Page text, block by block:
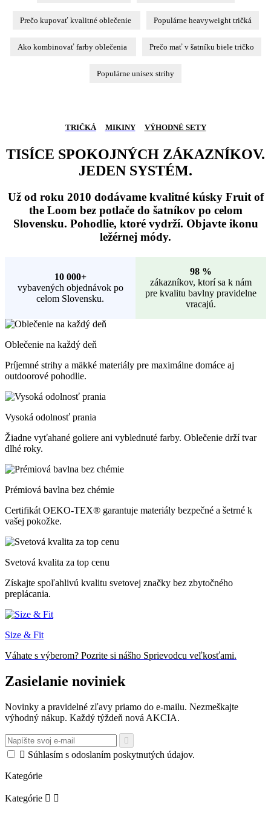
Prečo kupovať kvalitné oblečenie Populárne heavyweight tričká
Ako kombinovať farby oblečenia Prečo mať v šatníku biele tričko
Populárne unisex strihy
TRIČKÁ MIKINY VÝHODNÉ SETY
TISÍCE SPOKOJNÝCH ZÁKAZNÍKOV.
JEDEN SYSTÉM.
Už od roku 2010 dodávame kvalitné kúsky Fruit of
the Loom bez potlače do šatníkov po celom
Slovensku. Pohodlie, ktoré vydrží. Objavte ikonu
ležérnej módy.
10 000+
vybavených objednávok po
celom Slovensku.
98 %
zákazníkov, ktorí sa k nám
pre kvalitu bavlny pravidelne
vracajú.
Oblečenie na každý deň
Príjemné strihy a mäkké materiály pre maximálne domáce aj
outdoorové pohodlie.
Vysoká odolnosť prania
Žiadne vyťahané goliere ani vyblednuté farby. Oblečenie drží tvar
dlhé roky.
Prémiová bavlna bez chémie
Certifikát OEKO-TEX® garantuje materiály bezpečné a šetrné k
vašej pokožke.
Svetová kvalita za top cenu
Získajte spoľahlivú kvalitu svetovej značky bez zbytočného
preplácania.
Size & Fit
Váhate s výberom? Pozrite si nášho Sprievodcu veľkosťami.
Zasielanie noviniek
Novinky a pravidelné zľavy priamo do e-mailu. Nezmeškajte
výhodný nákup. Každý týždeň nová AKCIA.

 Súhlasím s odoslaním poskytnutých údajov.
Kategórie
Kategórie  